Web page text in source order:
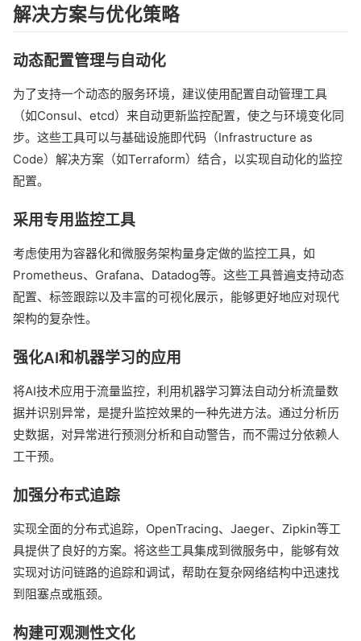
解决方案与优化策略
动态配置管理与自动化
为了支持一个动态的服务环境，建议使用配置自动管理工具
（如Consul、etcd）来自动更新监控配置，使之与环境变化同
步。这些工具可以与基础设施即代码（Infrastructure as
Code）解决方案（如Terraform）结合，以实现自动化的监控
配置。
采用专用监控工具
考虑使用为容器化和微服务架构量身定做的监控工具，如
Prometheus、Grafana、Datadog等。这些工具普遍支持动态
配置、标签跟踪以及丰富的可视化展示，能够更好地应对现代
架构的复杂性。
强化AI和机器学习的应用
将AI技术应用于流量监控，利用机器学习算法自动分析流量数
据并识别异常，是提升监控效果的一种先进方法。通过分析历
史数据，对异常进行预测分析和自动警告，而不需过分依赖人
工干预。
加强分布式追踪
实现全面的分布式追踪，OpenTracing、Jaeger、Zipkin等工
具提供了良好的方案。将这些工具集成到微服务中，能够有效
实现对访问链路的追踪和调试，帮助在复杂网络结构中迅速找
到阻塞点或瓶颈。
构建可观测性文化